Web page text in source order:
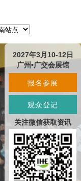
2027年3月10-12日
广州•广交会展馆
报名参展
观众登记
关注微信获取资讯